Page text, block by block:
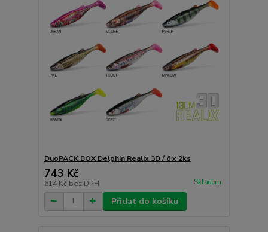
DuoPACK BOX Delphin Realix 3D / 6 x 2ks
743 Kč
614 Kč bez DPH Skladem
Přidat do košíku